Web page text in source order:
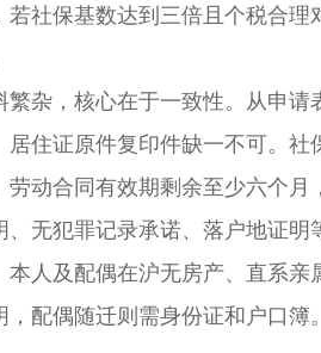
若社保基数达到三倍且个税合
，核心在于一致性。从申请
居住证原件复印件缺一不可。
劳动合同有效期剩余至少六个月
犯罪记录承诺、落户地证明
本人及配偶在沪无房产、直系
，配偶随迁则需身份证和户口